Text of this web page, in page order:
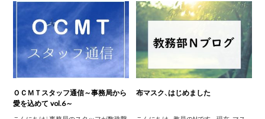
ＯＣＭＴスタッフ通信～事務局から
愛を込めて vol.6～
布マスク、はじめました